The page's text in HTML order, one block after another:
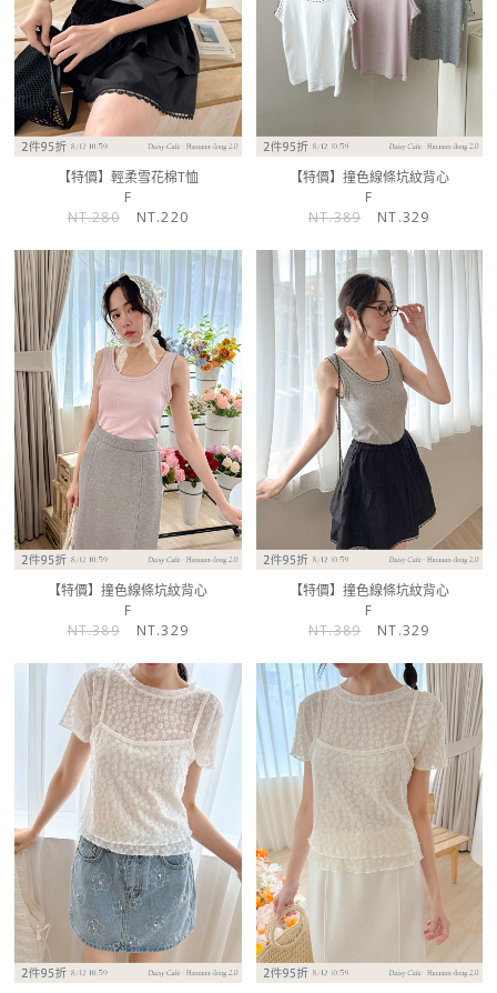
【特價】輕柔雪花棉T恤
F
NT.280
NT.220
【特價】撞色線條坑紋背心
F
NT.389
NT.329
【特價】撞色線條坑紋背心
F
NT.389
NT.329
【特價】撞色線條坑紋背心
F
NT.389
NT.329